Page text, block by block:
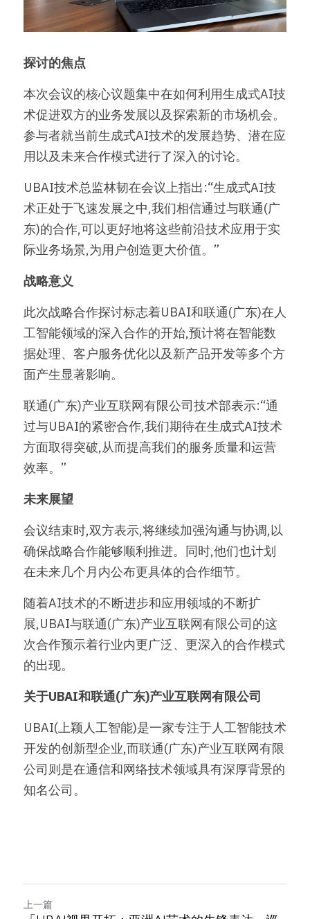
探讨的焦点
本次会议的核心议题集中在如何利用生成式AI技
术促进双方的业务发展以及探索新的市场机会。
参与者就当前生成式AI技术的发展趋势、潜在应
用以及未来合作模式进行了深入的讨论。
UBAI技术总监林韧在会议上指出:“生成式AI技
术正处于飞速发展之中,我们相信通过与联通(广
东)的合作,可以更好地将这些前沿技术应用于实
际业务场景,为用户创造更大价值。”
战略意义
此次战略合作探讨标志着UBAI和联通(广东)在人
工智能领域的深入合作的开始,预计将在智能数
据处理、客户服务优化以及新产品开发等多个方
面产生显著影响。
联通(广东)产业互联网有限公司技术部表示:“通
过与UBAI的紧密合作,我们期待在生成式AI技术
方面取得突破,从而提高我们的服务质量和运营
效率。”
未来展望
会议结束时,双方表示,将继续加强沟通与协调,以
确保战略合作能够顺利推进。同时,他们也计划
在未来几个月内公布更具体的合作细节。
随着AI技术的不断进步和应用领域的不断扩
展,UBAI与联通(广东)产业互联网有限公司的这
次合作预示着行业内更广泛、更深入的合作模式
的出现。
关于UBAI和联通(广东)产业互联网有限公司
UBAI(上颖人工智能)是一家专注于人工智能技术
开发的创新型企业,而联通(广东)产业互联网有限
公司则是在通信和网络技术领域具有深厚背景的
知名公司。
上一篇